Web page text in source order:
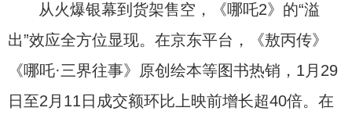
从火爆银幕到货架售空，《哪吒2》的“溢
出”效应全方位显现。在京东平台，《敖丙传》
《哪吒·三界往事》原创绘本等图书热销，1月29
日至2月11日成交额环比上映前增长超40倍。在